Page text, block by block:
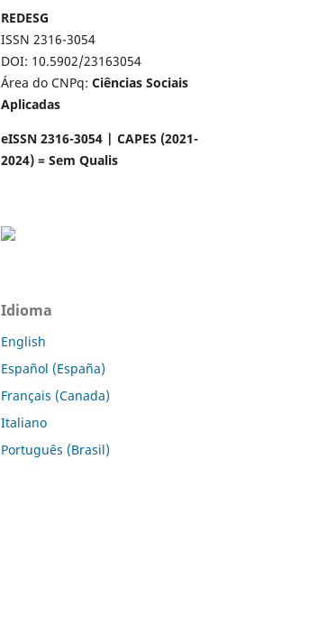
REDESG
ISSN 2316-3054
DOI: 10.5902/23163054
Área do CNPq: Ciências Sociais
Aplicadas
eISSN 2316-3054 | CAPES (2021-
2024) = Sem Qualis
Idioma
English
Español (España)
Français (Canada)
Italiano
Português (Brasil)